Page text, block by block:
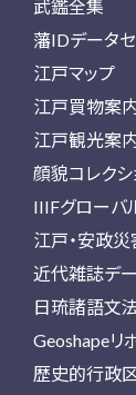
武鑑全集
藩IDデータセ
江戸マップ
江戸買物案
江戸観光案
顔貌コレクシ
IIIFグローバ
江戸・安政災
近代雑誌デ
日琉諸語文
Geoshapeリ
歴史的行政